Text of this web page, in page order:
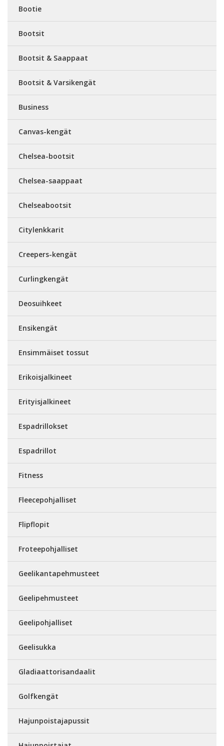
Bootie
Bootsit
Bootsit & Saappaat
Bootsit & Varsikengät
Business
Canvas-kengät
Chelsea-bootsit
Chelsea-saappaat
Chelseabootsit
Citylenkkarit
Creepers-kengät
Curlingkengät
Deosuihkeet
Ensikengät
Ensimmäiset tossut
Erikoisjalkineet
Erityisjalkineet
Espadrillokset
Espadrillot
Fitness
Fleecepohjalliset
Flipflopit
Froteepohjalliset
Geelikantapehmusteet
Geelipehmusteet
Geelipohjalliset
Geelisukka
Gladiaattorisandaalit
Golfkengät
Hajunpoistajapussit